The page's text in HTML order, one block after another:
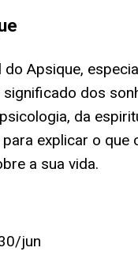
do Apsique,
dos
da
explicar o que
a sua vida.
jun